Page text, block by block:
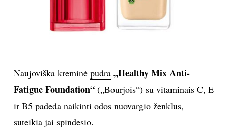
Naujoviška kreminė pudra „Healthy Mix Anti-
Fatigue Foundation“(„Bourjois“) su vitaminais C, E
ir B5 padeda naikinti odos nuovargio ženklus,
suteikia jai spindesio.